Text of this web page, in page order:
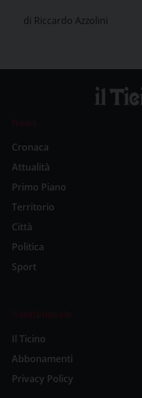
di Riccardo Azzolini
News
Cronaca
Attualità
Primo Piano
Territorio
Città
Politica
Sport
Il settimanale
Il Ticino
Abbonamenti
Privacy Policy